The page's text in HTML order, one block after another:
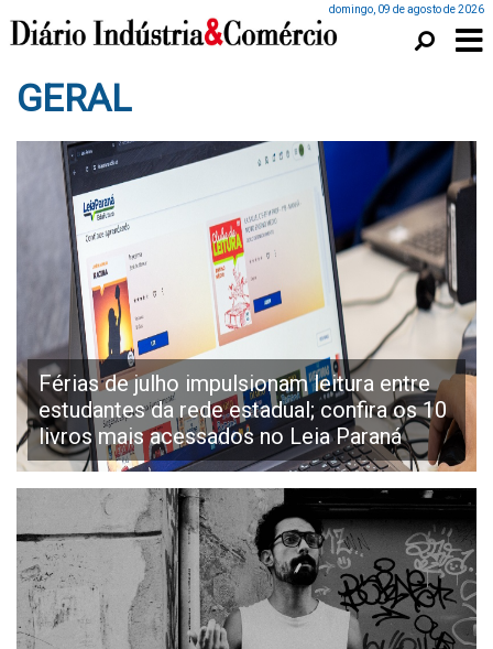
domingo, 09 de agosto de 2026
GERAL
Férias de julho impulsionam leitura entre
estudantes da rede estadual; confira os 10
livros mais acessados no Leia Paraná